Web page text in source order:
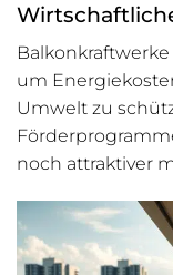
um
Umwelt zu
noch attraktiver